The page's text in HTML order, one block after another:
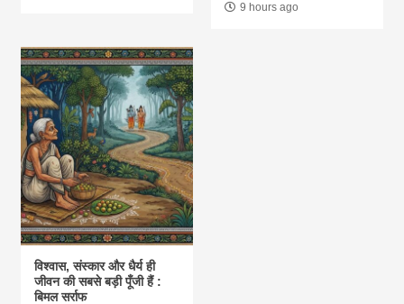
9 hours ago
विश्वास, संस्कार और धैर्य ही
जीवन की सबसे बड़ी पूँजी हैं :
बिमल सर्राफ